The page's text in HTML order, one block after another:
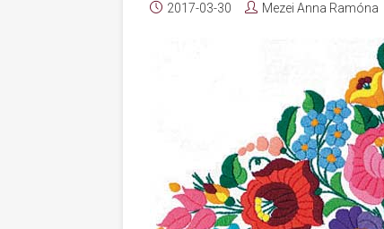
2017-03-30 Mezei Anna Ramóna